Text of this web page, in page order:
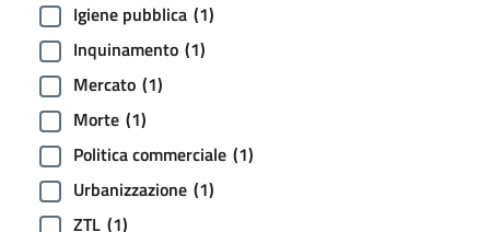
Igiene pubblica (1)
Inquinamento (1)
Mercato (1)
Morte (1)
Politica commerciale (1)
Urbanizzazione (1)
ZTL (1)